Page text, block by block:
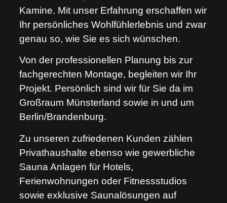
Kamine. Mit unser Erfahrung erschaffen wir
Ihr persönliches Wohlfühlerlebnis und zwar
genau so, wie Sie es sich wünschen.
Von der professionellen Planung bis zur
fachgerechten Montage, begleiten wir Ihr
Projekt. Persönlich sind wir für Sie da im
Großraum Münsterland sowie in und um
Berlin/Brandenburg.
Zu unseren zufriedenen Kunden zählen
Privathaushalte ebenso wie gewerbliche
Sauna Anlagen für Hotels,
Ferienwohnungen oder Fitnessstudios
sowie exklusive Saunalösungen auf